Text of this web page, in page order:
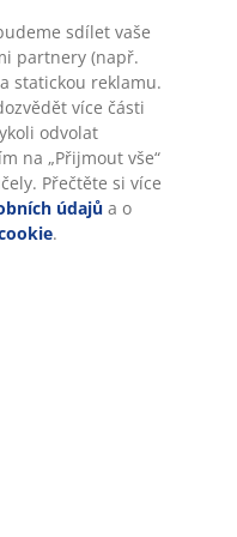
sdílet vaše
partnery (např.
statickou reklamu.
více části
odvolat
na „Přijmout vše“
Přečtěte si více
údajů a o
.